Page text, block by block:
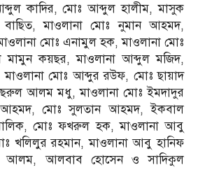
কাদির, মোঃ আব্দুল হালীম, মাসুক
মাওলানা মোঃ নুমান আহমদ,
মোঃ এনামুল হক, মাওলানা মোঃ
কয়ছর, মাওলানা আব্দুল মজিদ,
মাওলানা মোঃ আব্দুর রউফ, মোঃ ছায়াদ
আলম মধু, মাওলানা মোঃ ইমদাদুর
আহমদ, মোঃ সুলতান আহমদ, ইকবাল
মোঃ ফখরুল হক, মাওলানা আবু
খলিলুর রহমান, মাওলানা আবু হানিফ
আলম, আলবাব হোসেন ও সাদিকুল